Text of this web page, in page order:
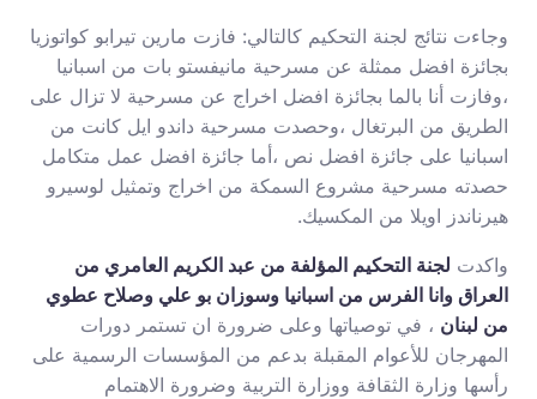
وجاءت نتائج لجنة التحكيم كالتالي: فازت مارين تيرابو كواتوزيا
بجائزة افضل ممثلة عن مسرحية مانيفستو بات من اسبانيا
،وفازت أنا بالما بجائزة افضل اخراج عن مسرحية لا تزال على
الطريق من البرتغال ،وحصدت مسرحية داندو ايل كانت من
اسبانيا على جائزة افضل نص ،أما جائزة افضل عمل متكامل
حصدته مسرحية مشروع السمكة من اخراج وتمثيل لوسيرو
هيرناندز اويلا من المكسيك.
واكدت لجنة التحكيم المؤلفة من عبد الكريم العامري من
العراق وانا الفرس من اسبانيا وسوزان بو علي وصلاح عطوي
من لبنان ، في توصياتها وعلى ضرورة ان تستمر دورات
المهرجان للأعوام المقبلة بدعم من المؤسسات الرسمية على
رأسها وزارة الثقافة ووزارة التربية وضرورة الاهتمام